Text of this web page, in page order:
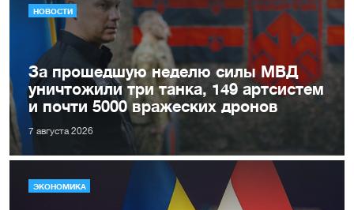
НОВОСТИ
За прошедшую неделю силы МВД
уничтожили три танка, 149 артсистем
и почти 5000 вражеских дронов
7 августа 2026
ЭКОНОМИКА